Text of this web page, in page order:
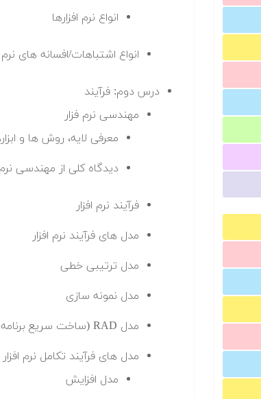
انواع نرم افزارها
انواع اشتباهات/افسانه های نرم
درس دوم: فرآیند
مهندسی نرم فزار
معرفی لایه، روش ها و
دیدگاه کلی از مهندسی نرم
فرآیند نرم افزار
مدل های فرآیند نرم افزار
مدل ترتیبی خطی
مدل نمونه سازی
مدل RAD (ساخت سریع برنامه ها)
مدل های فرآیند تکامل نرم افزار
مدل افزایش